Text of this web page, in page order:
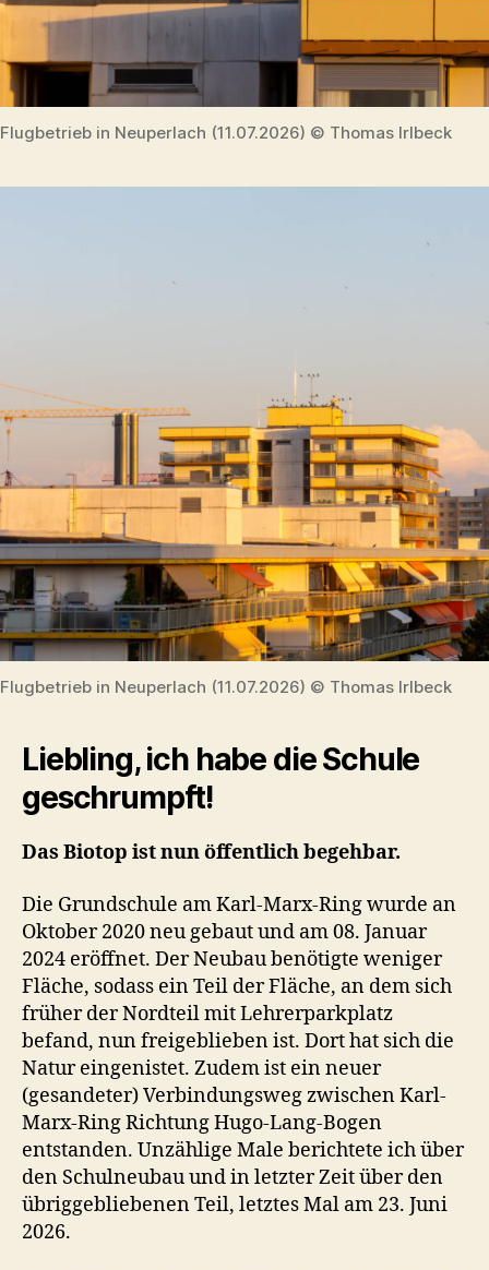
Flugbetrieb in Neuperlach (11.07.2026) © Thomas Irlbeck
Flugbetrieb in Neuperlach (11.07.2026) © Thomas Irlbeck
Liebling, ich habe die Schule
geschrumpft!
Das Biotop ist nun öffentlich begehbar.
Die Grundschule am Karl-Marx-Ring wurde an
Oktober 2020 neu gebaut und am 08. Januar
2024 eröffnet. Der Neubau benötigte weniger
Fläche, sodass ein Teil der Fläche, an dem sich
früher der Nordteil mit Lehrerparkplatz
befand, nun freigeblieben ist. Dort hat sich die
Natur eingenistet. Zudem ist ein neuer
(gesandeter) Verbindungsweg zwischen Karl-
Marx-Ring Richtung Hugo-Lang-Bogen
entstanden. Unzählige Male berichtete ich über
den Schulneubau und in letzter Zeit über den
übriggebliebenen Teil, letztes Mal am 23. Juni
2026.